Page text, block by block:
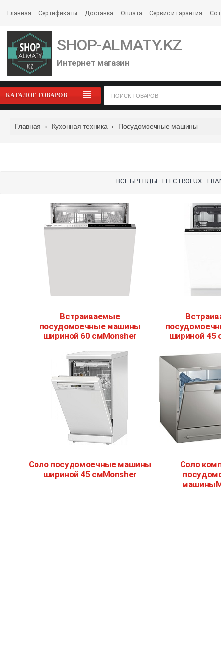
Главная Сертификаты Доставка Оплата Сервис и гарантия
SHOP-ALMATY.KZ
Интернет магазин
посудомоечный
КАТАЛОГ ТОВАРОВ
Главная › Кухонная техника › Посудомоечные машины
ВСЕ БРЕНДЫ ELECTROLUX
Встраиваемые
посудомоечные машины
шириной 60 смMonsher
шириной 45
Соло посудомоечные машины
шириной 45 смMonsher
Соло